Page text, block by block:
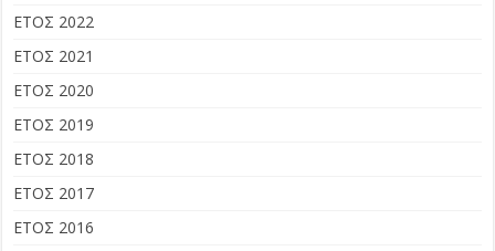
ΕΤΟΣ 2022
ΕΤΟΣ 2021
ΕΤΟΣ 2020
ΕΤΟΣ 2019
ΕΤΟΣ 2018
ΕΤΟΣ 2017
ΕΤΟΣ 2016